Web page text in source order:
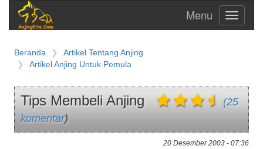
Toggle
Beranda
Artikel Tentang Anjing
Artikel Anjing Untuk Pemula
Tips Membeli Anjing
(25
komentar)
20 Desember 2003 - 07:36